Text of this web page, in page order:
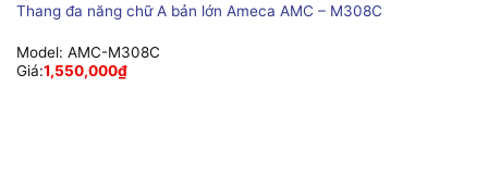
Thang đa năng chữ A bản lớn Ameca AMC – M308C
Model: AMC-M308C
Giá:1,550,000₫